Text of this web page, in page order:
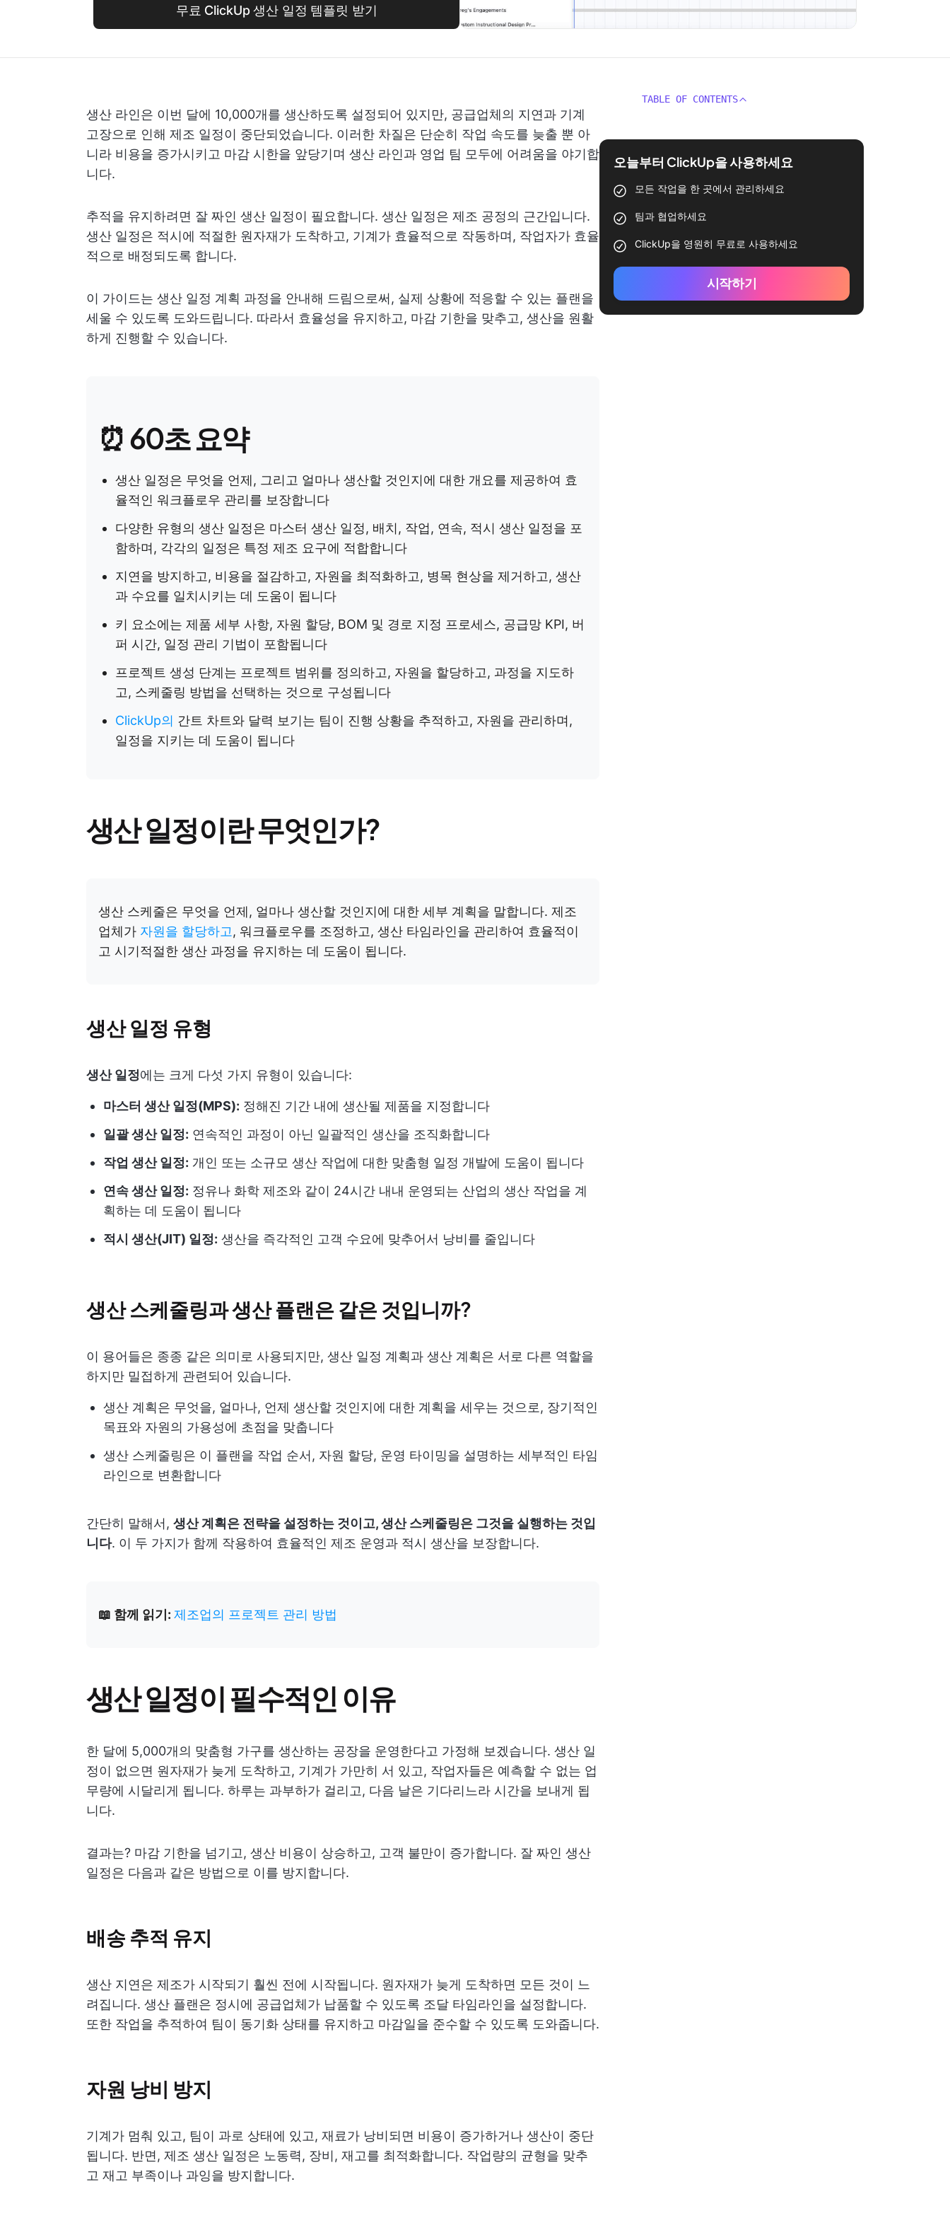
무료 ClickUp 생산 일정 템플릿 받기
생산 라인은 이번 달에 10,000개를 생산하도록 설정되어 있지만, 공급업체의 지연과 기계
고장으로 인해 제조 일정이 중단되었습니다. 이러한 차질은 단순히 작업 속도를 늦출 뿐 아
니라 비용을 증가시키고 마감 시한을 앞당기며 생산 라인과 영업 팀 모두에 어려움을 야기합
니다.
추적을 유지하려면 잘 짜인 생산 일정이 필요합니다. 생산 일정은 제조 공정의 근간입니다.
생산 일정은 적시에 적절한 원자재가 도착하고, 기계가 효율적으로 작동하며, 작업자가 효율
적으로 배정되도록 합니다.
이 가이드는 생산 일정 계획 과정을 안내해 드림으로써, 실제 상황에 적응할 수 있는 플랜을
세울 수 있도록 도와드립니다. 따라서 효율성을 유지하고, 마감 기한을 맞추고, 생산을 원활
하게 진행할 수 있습니다.
⏰ 60초 요약
생산 일정은 무엇을 언제, 그리고 얼마나 생산할 것인지에 대한 개요를 제공하여 효
율적인 워크플로우 관리를 보장합니다
다양한 유형의 생산 일정은 마스터 생산 일정, 배치, 작업, 연속, 적시 생산 일정을 포
함하며, 각각의 일정은 특정 제조 요구에 적합합니다
지연을 방지하고, 비용을 절감하고, 자원을 최적화하고, 병목 현상을 제거하고, 생산
과 수요를 일치시키는 데 도움이 됩니다
키 요소에는 제품 세부 사항, 자원 할당, BOM 및 경로 지정 프로세스, 공급망 KPI, 버
퍼 시간, 일정 관리 기법이 포함됩니다
프로젝트 생성 단계는 프로젝트 범위를 정의하고, 자원을 할당하고, 과정을 지도하
고, 스케줄링 방법을 선택하는 것으로 구성됩니다
ClickUp의 간트 차트와 달력 보기는 팀이 진행 상황을 추적하고, 자원을 관리하며,
일정을 지키는 데 도움이 됩니다
생산 일정이란 무엇인가?
생산 스케줄은 무엇을 언제, 얼마나 생산할 것인지에 대한 세부 계획을 말합니다. 제조
업체가 자원을 할당하고 , 워크플로우를 조정하고, 생산 타임라인을 관리하여 효율적이
고 시기적절한 생산 과정을 유지하는 데 도움이 됩니다.
생산 일정 유형
생산 일정에는 크게 다섯 가지 유형이 있습니다:
마스터 생산 일정(MPS): 정해진 기간 내에 생산될 제품을 지정합니다
일괄 생산 일정: 연속적인 과정이 아닌 일괄적인 생산을 조직화합니다
작업 생산 일정: 개인 또는 소규모 생산 작업에 대한 맞춤형 일정 개발에 도움이 됩니다
연속 생산 일정: 정유나 화학 제조와 같이 24시간 내내 운영되는 산업의 생산 작업을 계
획하는 데 도움이 됩니다
적시 생산(JIT) 일정: 생산을 즉각적인 고객 수요에 맞추어서 낭비를 줄입니다
생산 스케줄링과 생산 플랜은 같은 것입니까?
이 용어들은 종종 같은 의미로 사용되지만, 생산 일정 계획과 생산 계획은 서로 다른 역할을
하지만 밀접하게 관련되어 있습니다.
생산 계획은 무엇을, 얼마나, 언제 생산할 것인지에 대한 계획을 세우는 것으로, 장기적인
목표와 자원의 가용성에 초점을 맞춥니다
생산 스케줄링은 이 플랜을 작업 순서, 자원 할당, 운영 타이밍을 설명하는 세부적인 타임
라인으로 변환합니다
간단히 말해서, 생산 계획은 전략을 설정하는 것이고, 생산 스케줄링은 그것을 실행하는 것입
니다. 이 두 가지가 함께 작용하여 효율적인 제조 운영과 적시 생산을 보장합니다.
📖 함께 읽기: 제조업의 프로젝트 관리 방법
생산 일정이 필수적인 이유
한 달에 5,000개의 맞춤형 가구를 생산하는 공장을 운영한다고 가정해 보겠습니다. 생산 일
정이 없으면 원자재가 늦게 도착하고, 기계가 가만히 서 있고, 작업자들은 예측할 수 없는 업
무량에 시달리게 됩니다. 하루는 과부하가 걸리고, 다음 날은 기다리느라 시간을 보내게 됩
니다.
결과는? 마감 기한을 넘기고, 생산 비용이 상승하고, 고객 불만이 증가합니다. 잘 짜인 생산
일정은 다음과 같은 방법으로 이를 방지합니다.
배송 추적 유지
생산 지연은 제조가 시작되기 훨씬 전에 시작됩니다. 원자재가 늦게 도착하면 모든 것이 느
려집니다. 생산 플랜은 정시에 공급업체가 납품할 수 있도록 조달 타임라인을 설정합니다.
또한 작업을 추적하여 팀이 동기화 상태를 유지하고 마감일을 준수할 수 있도록 도와줍니다.
자원 낭비 방지
기계가 멈춰 있고, 팀이 과로 상태에 있고, 재료가 낭비되면 비용이 증가하거나 생산이 중단
됩니다. 반면, 제조 생산 일정은 노동력, 장비, 재고를 최적화합니다. 작업량의 균형을 맞추
고 재고 부족이나 과잉을 방지합니다.
TABLE OF CONTENTS
오늘부터 ClickUp을 사용하세요
모든 작업을 한 곳에서 관리하세요
팀과 협업하세요
ClickUp을 영원히 무료로 사용하세요
시작하기